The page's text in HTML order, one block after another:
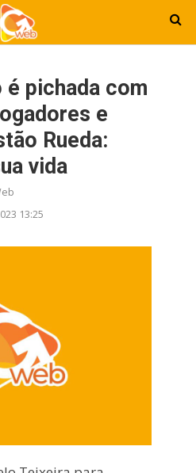
pichada com
e
Rueda:
vida
13:25